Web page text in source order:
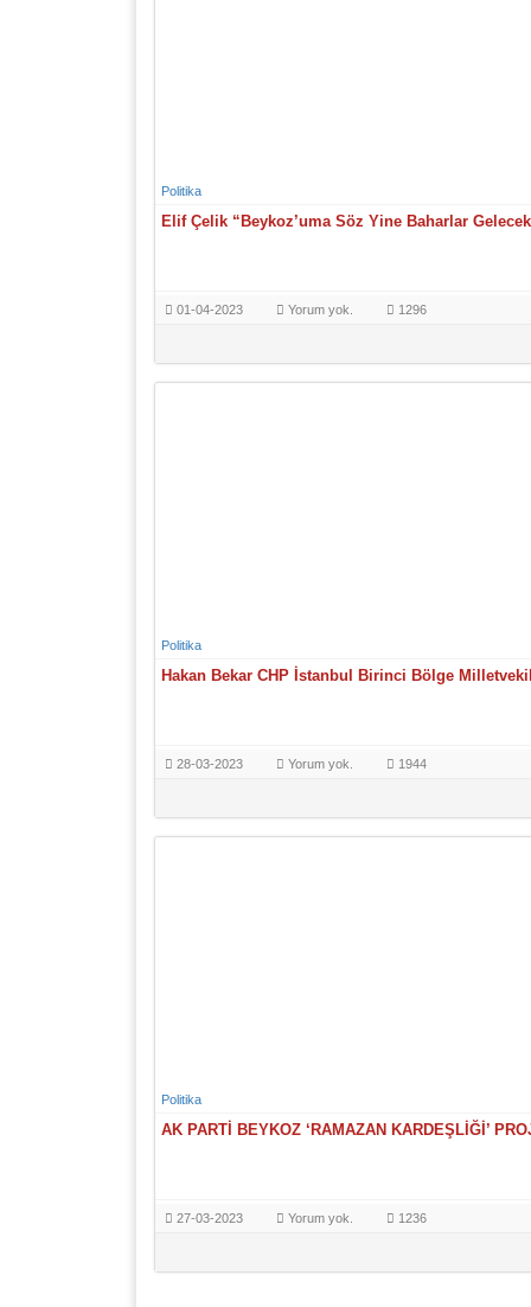
Politika
Elif Çelik “Beykoz’uma Söz Yine Baharlar
01-04-2023 Yorum yok. 1296
Politika
Hakan Bekar CHP İstanbul Birinci Bölge
28-03-2023 Yorum yok. 1944
Politika
AK PARTİ BEYKOZ ‘RAMAZAN KARDEŞLİĞİ’
27-03-2023 Yorum yok. 1236